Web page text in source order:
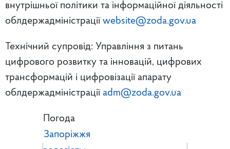
внутрішньої політики та інформаційної діяльності
облдержадміністрації website@zoda.gov.ua
Технічний супровід: Управління з питань
цифрового розвитку та інновацій, цифрових
трансформацій і цифровізації апарату
облдержадміністрації adm@zoda.gov.ua
Погода
Запоріжжя